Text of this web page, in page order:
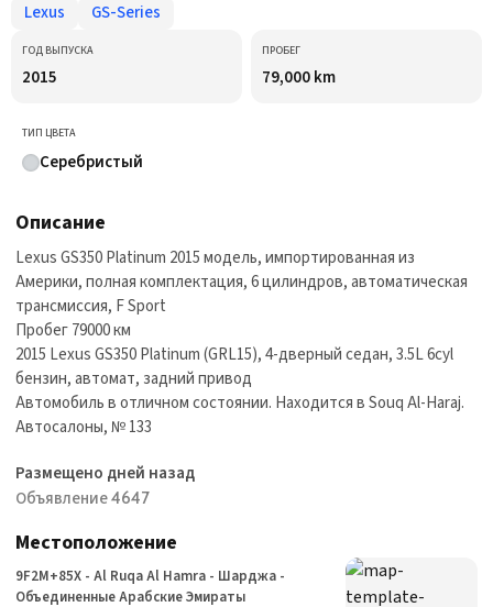
Lexus GS-Series
ГОД ВЫПУСКА
2015
ПРОБЕГ
79,000 km
ТИП ЦВЕТА
Серебристый
Описание
Lexus GS350 Platinum 2015 модель, импортированная из
Америки, полная комплектация, 6 цилиндров, автоматическая
трансмиссия, F Sport
Пробег 79000 км
2015 Lexus GS350 Platinum (GRL15), 4-дверный седан, 3.5L 6cyl
бензин, автомат, задний привод
Автомобиль в отличном состоянии. Находится в Souq Al-Haraj.
Автосалоны, № 133
Размещено дней назад
Объявление 4647
Местоположение
9F2M+85X - Al Ruqa Al Hamra - Шарджа -
Объединенные Арабские Эмираты